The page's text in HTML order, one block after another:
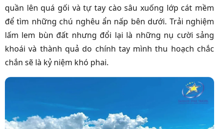
quần lên quá gối và tự tay cào sâu xuống lớp cát mềm
để tìm những chú nghêu ẩn nấp bên dưới. Trải nghiệm
lấm lem bùn đất nhưng đổi lại là những nụ cười sảng
khoái và thành quả do chính tay mình thu hoạch chắc
chắn sẽ là kỷ niệm khó phai.